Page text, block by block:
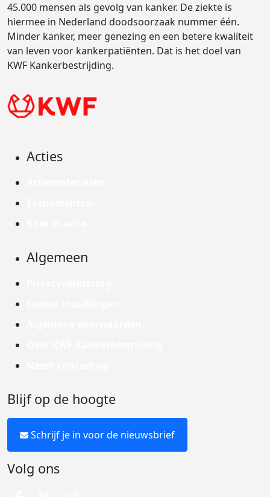
45.000 mensen als gevolg van kanker. De ziekte is
hiermee in Nederland doodsoorzaak nummer één.
Minder kanker, meer genezing en een betere kwaliteit
van leven voor kankerpatiënten. Dat is het doel van
KWF Kankerbestrijding.
Acties
Algemeen
Blijf op de hoogte
Schrijf je in voor de nieuwsbrief
Volg ons